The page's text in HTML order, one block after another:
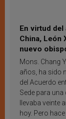
En virtud
China, León
nuevo
Mons. Chang
años, ha sido
del Acuerdo
Sede para
llevaba
hoy. Pero